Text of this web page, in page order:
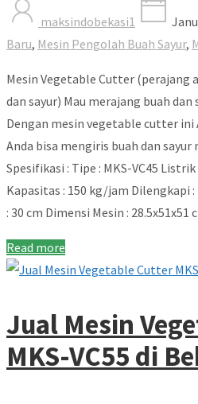
maksindobekasi1
Baru, Mesin Pengolah Buah Sayur,
Mesin Vegetable Cutter (perajang
dan sayur) Mau merajang buah
Dengan mesin vegetable cutter ini
Anda bisa mengiris buah dan
Spesifikasi : Tipe : MKS-VC45
Kapasitas : 150 kg/jam Dilengkapi
: 30 cm Dimensi Mesin :
Read more
Jual Mesin
MKS-VC55 di